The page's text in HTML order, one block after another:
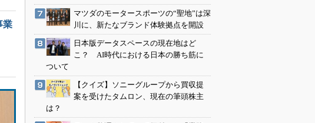
業
マツダのモータースポーツの“聖地”は深
川に、新たなブランド体験拠点を開設
日本版データスペースの現在地はど
こ？ AI時代における日本の勝ち筋に
ついて
【クイズ】ソニーグループから買収提
案を受けたタムロン、現在の筆頭株主
は？